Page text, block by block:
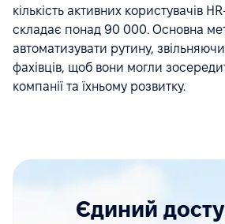
кількість активних користувачів
складає понад 90 000. Основна
автоматизувати рутину,
фахівців, щоб вони могли
компанії та їхньому розвитку.
Єдиний